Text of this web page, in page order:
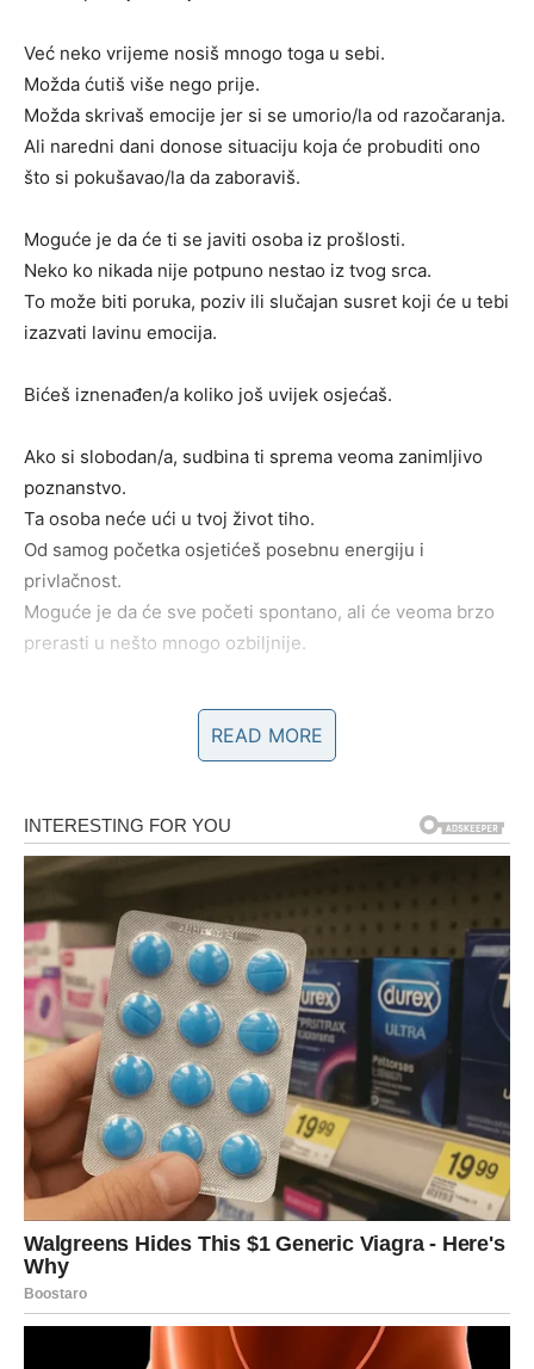
Već neko vrijeme nosiš mnogo toga u sebi.
Možda ćutiš više nego prije.
Možda skrivaš emocije jer si se umorio/la od razočaranja.
Ali naredni dani donose situaciju koja će probuditi ono
što si pokušavao/la da zaboraviš.
Moguće je da će ti se javiti osoba iz prošlosti.
Neko ko nikada nije potpuno nestao iz tvog srca.
To može biti poruka, poziv ili slučajan susret koji će u tebi
izazvati lavinu emocija.
Bićeš iznenađen/a koliko još uvijek osjećaš.
Ako si slobodan/a, sudbina ti sprema veoma zanimljivo
poznanstvo.
Ta osoba neće ući u tvoj život tiho.
Od samog početka osjetićeš posebnu energiju i
privlačnost.
Moguće je da će sve početi spontano, ali će veoma brzo
prerasti u nešto mnogo ozbiljnije.
Ako si zauzet/a, odnos sa partnerom ulazi u novu fazu.
Mnogo toga što je bilo neizgovoreno konačno izlazi na
iskrenost koja je dugo nedostajala.
Crvena ruža je simbol ljubavi, ali i hrabrosti.
Ona pokazuje da dolazi vrijeme kada više nećeš pristajati
na polovične emocije.
Počinješ shvatati koliko vrijediš.
Osim ljubavi, očekuje te i važna životna odluka.
Moguće je da ćeš konačno odlučiti da prekineš nešto što
te dugo umaralo.
To može biti odnos, posao ili situacija koja ti oduzima mir.
Zvijezde pokazuju da ćeš u narednim danima imati više
snage nego ikada prije.
Ljudi će primijetiti promjenu na tebi.
Počinješ zračiti drugačijom energijom.
Jedna osoba će ti priznati nešto što dugo skriva.
READ MORE